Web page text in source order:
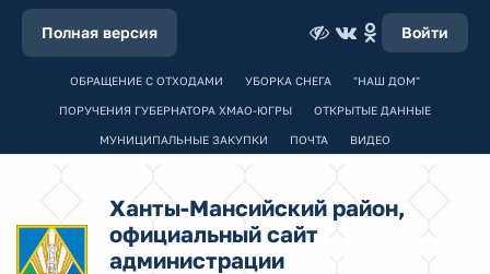
Полная версия Войти
ОБРАЩЕНИЕ С ОТХОДАМИ УБОРКА СНЕГА "НАШ ДОМ"
ПОРУЧЕНИЯ ГУБЕРНАТОРА ХМАО-ЮГРЫ ОТКРЫТЫЕ ДАННЫЕ
МУНИЦИПАЛЬНЫЕ ЗАКУПКИ ПОЧТА ВИДЕО
Ханты-Мансийский район,
официальный сайт
администрации